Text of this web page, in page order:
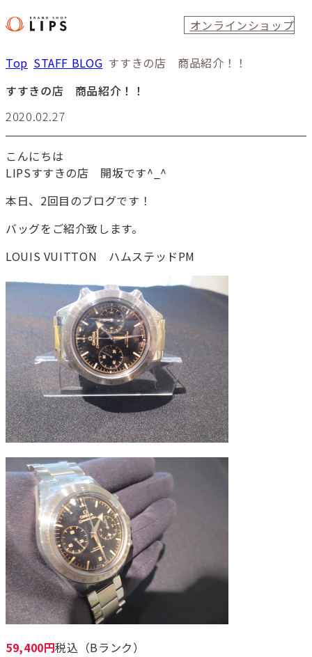
オンラインショップ
Top STAFF BLOG すすきの店 商品紹介！！
すすきの店 商品紹介！！
2020.02.27
こんにちは
LIPSすすきの店 開坂です^_^
本日、2回目のブログです！
バッグをご紹介致します。
LOUIS VUITTON ハムステッドPM
59,400円税込（Bランク）